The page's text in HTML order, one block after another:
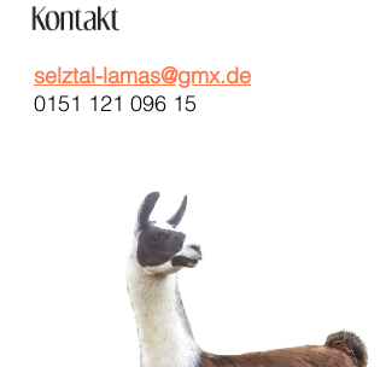
selztal-lamas@gmx.de
0151 121 096 15